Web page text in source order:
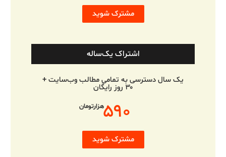
مشترک شوید
اشتراک یک‌ساله
یک سال دسترسی به تمامی مطالب وب‌سایت +
۳۰ روز رایگان
۵۹۰هزارتومان
مشترک شوید